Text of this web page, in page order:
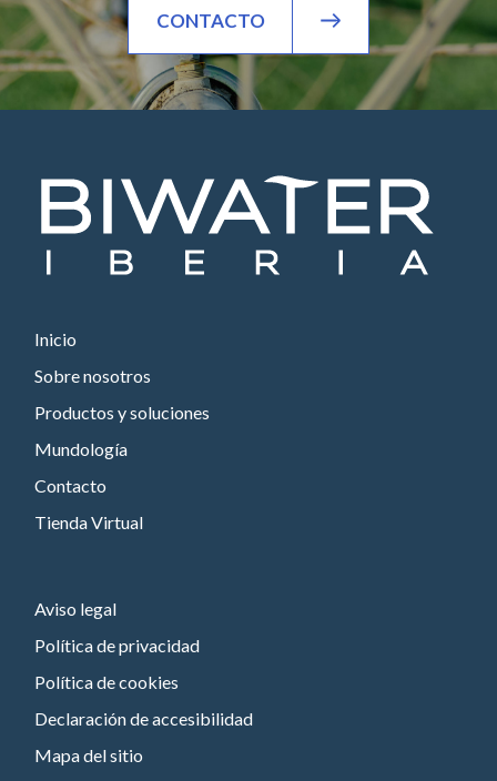
CONTACTO
Inicio
Sobre nosotros
Productos y soluciones
Mundología
Contacto
Tienda Virtual
Aviso legal
Política de privacidad
Política de cookies
Declaración de accesibilidad
Mapa del sitio